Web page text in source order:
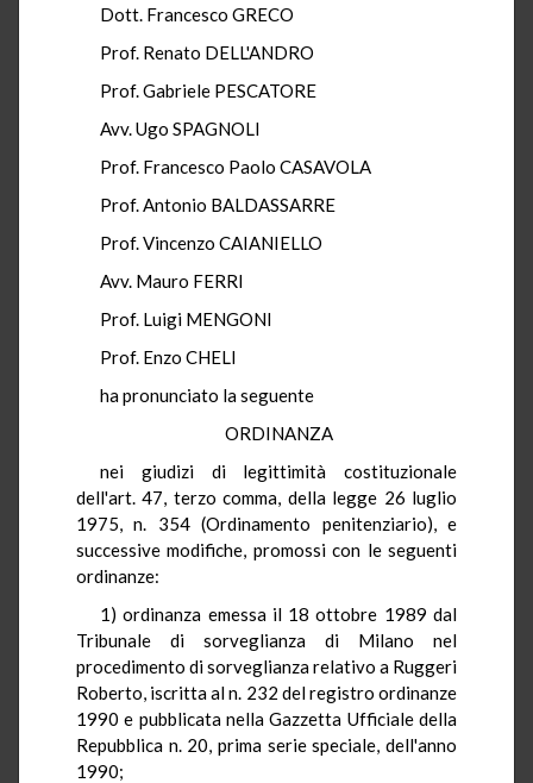
Dott. Francesco GRECO
Prof. Renato DELL'ANDRO
Prof. Gabriele PESCATORE
Avv. Ugo SPAGNOLI
Prof. Francesco Paolo CASAVOLA
Prof. Antonio BALDASSARRE
Prof. Vincenzo CAIANIELLO
Avv. Mauro FERRI
Prof. Luigi MENGONI
Prof. Enzo CHELI
ha pronunciato la seguente
ORDINANZA
nei giudizi di legittimità costituzionale
dell'art. 47, terzo comma, della legge 26 luglio
1975, n. 354 (Ordinamento penitenziario), e
successive modifiche, promossi con le seguenti
ordinanze:
1) ordinanza emessa il 18 ottobre 1989 dal
Tribunale di sorveglianza di Milano nel
procedimento di sorveglianza relativo a Ruggeri
Roberto, iscritta al n. 232 del registro ordinanze
1990 e pubblicata nella Gazzetta Ufficiale della
Repubblica n. 20, prima serie speciale, dell'anno
1990;